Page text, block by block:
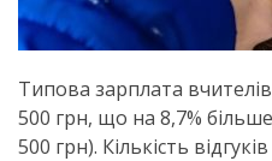
Типова зарплата
500 грн, що на 8,7%
500 грн). Кількість